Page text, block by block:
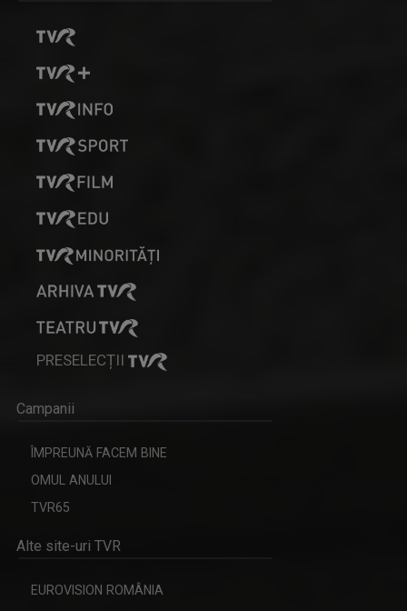
PRESELECȚII
Campanii
ÎMPREUNĂ FACEM BINE
OMUL ANULUI
TVR65
Alte site-uri TVR
EUROVISION ROMÂNIA